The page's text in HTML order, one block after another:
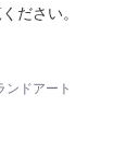
ださい。
ドアート